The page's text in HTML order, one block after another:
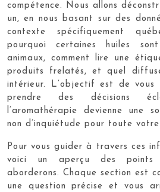
compétence. Nous allons
un, en nous basant sur des
contexte spécifiquement
pourquoi certaines huiles
animaux, comment lire une
produits frelatés, et quel
intérieur. L’objectif est de vous
prendre des décisions
l’aromathérapie devienne une
non d’inquiétude pour toute
Pour vous guider à travers ces
voici un aperçu des points
aborderons. Chaque section est
une question précise et vous